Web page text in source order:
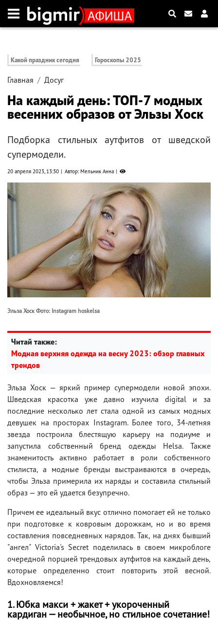
Какой праздник сегодня Гороскопы 2025
Главная Досуг
На каждый день: ТОП-7 модных
весенних образов от Эльзы Хоск
Подборка стильных аутфитов от шведской
супермодели.
20 апреля 2023, 13:30 Автор: Мельник Анна
Эльза Хоск Фото: Instagram hoskelsa
Читай также:
Модная верхняя одежда на весну 2023: обзор главных
трендов
Эльза Хоск — яркий пример супермодели новой эпохи.
Шведская красотка уже давно изучила digital и за
последние несколько лет стала одной из самых модных
девушек на просторах Instagram. Более того, 34-летняя
звезда построила блестящую карьеру на подиуме и
запустила собственный бренд одежды Helsa. Также
знаменитость активно работает в роли собственного
стилиста, а модные бренды выстраиваются в очередь,
чтобы Эльза примерила их наряды и составила стильный
образ — это ей удается безупречно.
Причем ее идеальный вкус отлично помогает ей не только
при подготовке к ковровым дорожкам, но и во время
составления повседневных нарядов. Так, на днях бывший
"ангел" Victoria's Secret поделилась в своем микроблоге
очередной порцией трендовых аутфитов на каждый день,
которые определенно стоит повторить этой весной.
Вдохновляемся!
1. Юбка макси + жакет + укороченный
кардиган — необычное, но стильное сочетание!